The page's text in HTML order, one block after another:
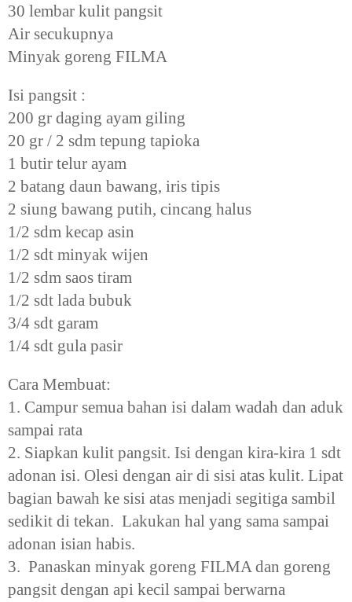
30 lembar kulit pangsit
Air secukupnya
Minyak goreng FILMA
Isi pangsit :
200 gr daging ayam giling
20 gr / 2 sdm tepung tapioka
1 butir telur ayam
2 batang daun bawang, iris tipis
2 siung bawang putih, cincang halus
1/2 sdm kecap asin
1/2 sdt minyak wijen
1/2 sdm saos tiram
1/2 sdt lada bubuk
3/4 sdt garam
1/4 sdt gula pasir
Cara Membuat:
1. Campur semua bahan isi dalam wadah dan aduk
sampai rata
2. Siapkan kulit pangsit. Isi dengan kira-kira 1 sdt
adonan isi. Olesi dengan air di sisi atas kulit. Lipat
bagian bawah ke sisi atas menjadi segitiga sambil
sedikit di tekan. Lakukan hal yang sama sampai
adonan isian habis.
3. Panaskan minyak goreng FILMA dan goreng
pangsit dengan api kecil sampai berwarna